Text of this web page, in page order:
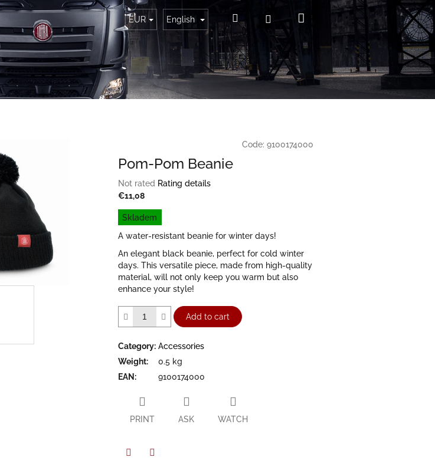
EUR English SearchLogin
Shopping
cart
Code: 9100174000
Pom-Pom Beanie
The
average
rating
is
0,0
out
of
5
stars.
Not rated Rating details
€11,08
Measure
price:
Skladem
A water-resistant beanie for winter days!
An elegant black beanie, perfect for cold winter
days. This versatile piece, made from high-quality
material, will not only keep you warm but also
enhance your style!
Add to cart
Category: Accessories
Weight:
0.5 kg
EAN: 9100174000
PRINT ASK WATCH